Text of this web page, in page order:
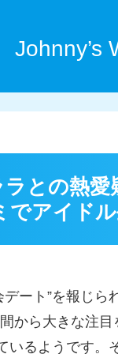
Johnny’s
との熱愛
でアイド
ート”を報じら
から大きな注
いるようです。